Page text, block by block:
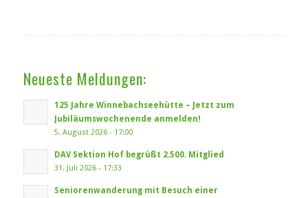
Neueste Meldungen:
125 Jahre Winnebachseehütte – Jetzt zum
Jubiläumswochenende anmelden!
5. August 2026 - 17:00
DAV Sektion Hof begrüßt 2.500. Mitglied
31. Juli 2026 - 17:33
Seniorenwanderung mit Besuch einer